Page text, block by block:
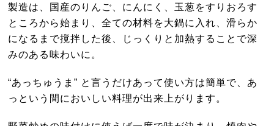
製造は、国産のりんご、にんにく、玉葱をすりおろす
ところから始まり、全ての材料を大鍋に入れ、滑らか
になるまで撹拌した後、じっくりと加熱することで深
みのある味わいに。
“あっちゅうま” と言うだけあって使い方は簡単で、あ
っという間においしい料理が出来上がります。